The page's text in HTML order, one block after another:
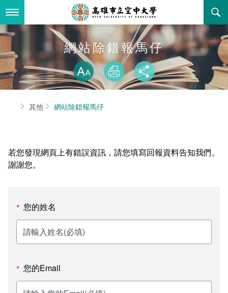
到
要
內最新消息
全部公告
教務公告
學系公告
活動研習
歷史訊息
新聞媒體專區
校園行事曆
報名系統
關於本校
空大簡介
立案證明
空大有利的學習條件
環境設備
本校位置
資訊圖像化專區
活動花絮
影音資訊
行政單位
行政單位簡介
校長室
教務處課務組
學習指導中心
輔導處
研發處
學術單位
通識教育中心
法律學系
大眾傳播學系
外國語文學系
文化藝術學系
其他好站
資訊相關法規
校務資訊
新生報名
在學資訊
校務系統
課程大綱
網路選課
校內系統
資訊服務線上報修系統
消耗品申請
問卷調查
法令規章
網站除錯報馬仔
略過字型切
放大
列印 分享
首頁其他 網站除錯報馬仔
若您發現網頁上有錯誤資訊，請您填寫回報資料告知我們。
謝謝您。
* 您的姓名
* 您的Email